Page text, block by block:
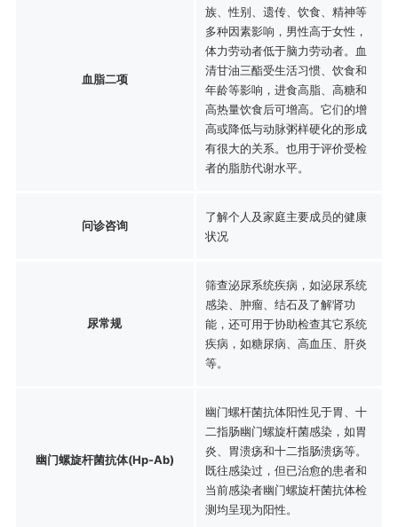
血脂二项
族、性别、遗传、饮食、精神等
多种因素影响，男性高于女性，
体力劳动者低于脑力劳动者。血
清甘油三酯受生活习惯、饮食和
年龄等影响，进食高脂、高糖和
高热量饮食后可增高。它们的增
高或降低与动脉粥样硬化的形成
有很大的关系。也用于评价受检
者的脂肪代谢水平。
问诊咨询
了解个人及家庭主要成员的健康
状况
尿常规
筛查泌尿系统疾病，如泌尿系统
感染、肿瘤、结石及了解肾功
能，还可用于协助检查其它系统
疾病，如糖尿病、高血压、肝炎
等。
幽门螺旋杆菌抗体(Hp-Ab)
幽门螺杆菌抗体阳性见于胃、十
二指肠幽门螺旋杆菌感染，如胃
炎、胃溃疡和十二指肠溃疡等。
既往感染过，但已治愈的患者和
当前感染者幽门螺旋杆菌抗体检
测均呈现为阳性。